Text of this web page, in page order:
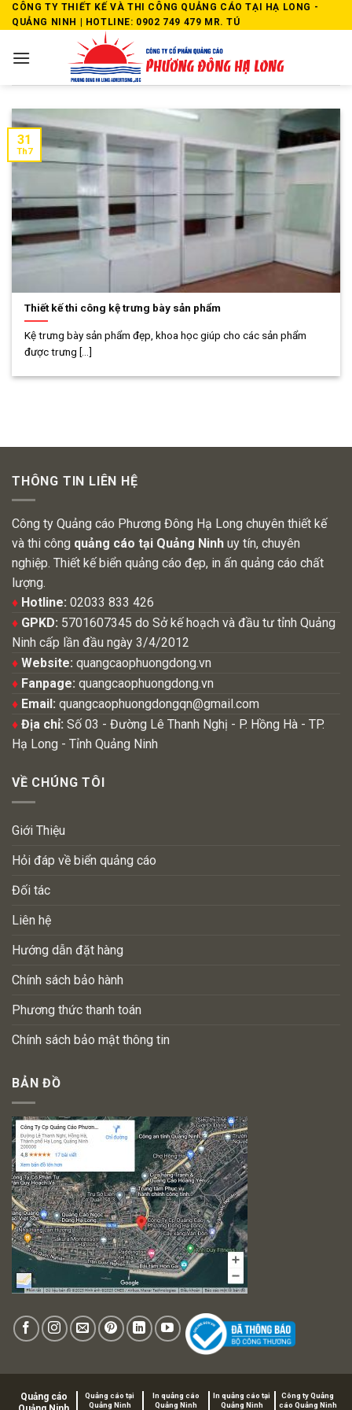
Skip
to
CÔNG TY THIẾT KẾ VÀ THI CÔNG QUẢNG CÁO TẠI HẠ LONG -
QUẢNG NINH | HOTLINE: 0902 749 479 MR. TÚ
Thiết kế thi công kệ trưng bày sản phẩm
Kệ trưng bày sản phẩm đẹp, khoa học giúp cho các sản phẩm
được trưng [...]
31
Th7
THÔNG TIN LIÊN HỆ
Công ty Quảng cáo Phương Đông Hạ Long chuyên thiết kế
và thi công quảng cáo tại Quảng Ninh uy tín, chuyên
nghiệp. Thiết kế biển quảng cáo đẹp, in ấn quảng cáo chất
lượng.
♦ Hotline: 02033 833 426
♦ GPKD: 5701607345 do Sở kế hoạch và đầu tư tỉnh Quảng
Ninh cấp lần đầu ngày 3/4/2012
♦ Website: quangcaophuongdong.vn
♦ Fanpage: quangcaophuongdong.vn
♦ Email: quangcaophuongdongqn@gmail.com
♦ Địa chỉ: Số 03 - Đường Lê Thanh Nghị - P. Hồng Hà - TP.
Hạ Long - Tỉnh Quảng Ninh
VỀ CHÚNG TÔI
Giới Thiệu
Hỏi đáp về biển quảng cáo
Đối tác
Liên hệ
Hướng dẫn đặt hàng
Chính sách bảo hành
Phương thức thanh toán
Chính sách bảo mật thông tin
BẢN ĐỒ
Quảng cáo
Quảng cáo tại
Quảng Ninh
In quảng cáo
Quảng Ninh
In quảng cáo tại
Quảng Ninh
Công ty Quảng
cáo Quảng Ninh